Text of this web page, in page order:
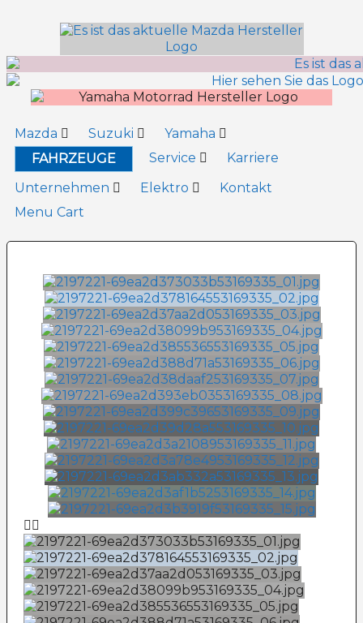
springen
Mazda Suzuki
Yamaha
FAHRZEUGE
Service
Karriere
Unternehmen
Elektro
Kontakt
Menu Cart